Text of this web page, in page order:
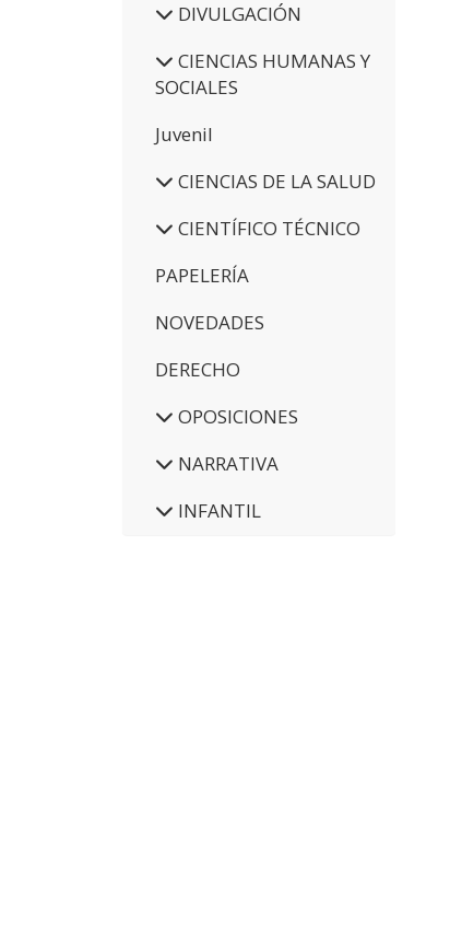
DIVULGACIÓN
CIENCIAS HUMANAS Y
SOCIALES
Juvenil
CIENCIAS DE LA SALUD
CIENTÍFICO TÉCNICO
PAPELERÍA
NOVEDADES
DERECHO
OPOSICIONES
NARRATIVA
INFANTIL